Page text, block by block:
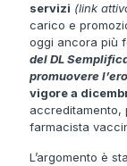
servizi (link
carico e
oggi ancora più
del DL
promuovere
vigore a
accreditamento,
farmacista
L’argomento è